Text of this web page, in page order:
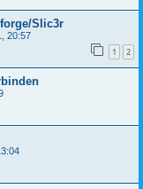
Slic3r
20:57
1 2